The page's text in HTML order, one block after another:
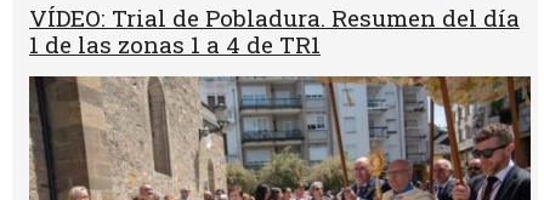
VÍDEO: Trial de Pobladura. Resumen del día
1 de las zonas 1 a 4 de TR1